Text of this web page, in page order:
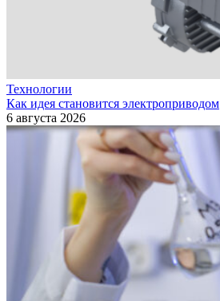
Технологии
Как идея становится электроприводом
6 августа 2026